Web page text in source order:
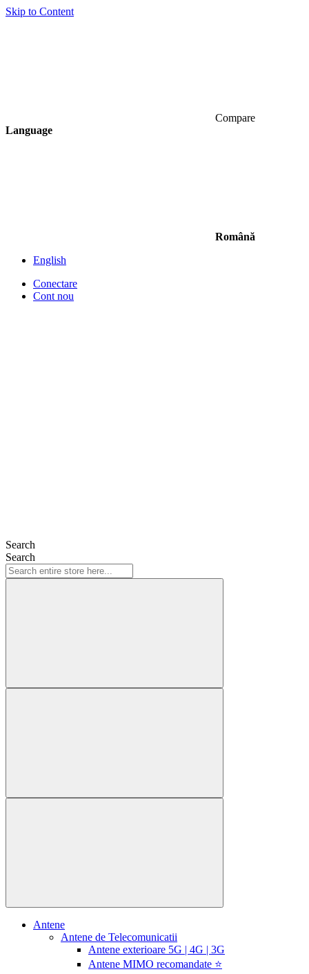
Skip to Content
Compare
Language
Română
English
Conectare
Cont nou
Search
Search
Antene
Antene de Telecomunicatii
Antene exterioare 5G | 4G | 3G
Antene MIMO recomandate ⭐